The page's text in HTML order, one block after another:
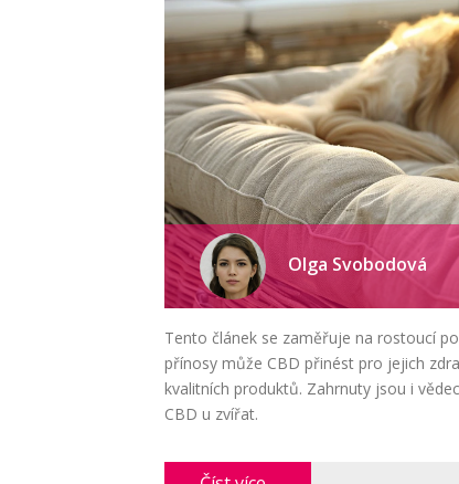
Olga Svobodová
Tento článek se zaměřuje na rostoucí
přínosy může CBD přinést pro jejich
kvalitních produktů. Zahrnuty jsou i
CBD u zvířat.